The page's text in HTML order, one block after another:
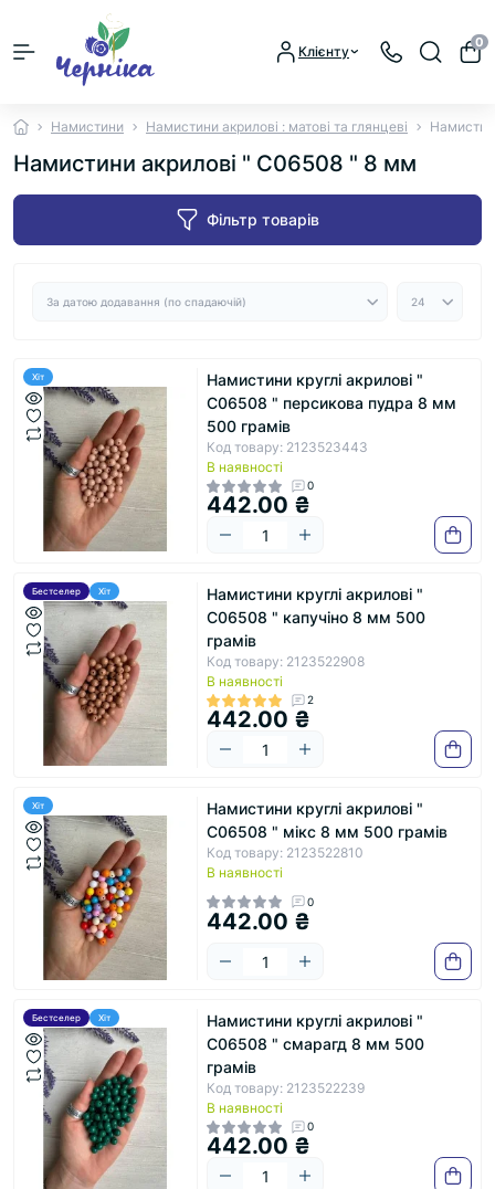
Клієнту
0
Намистини Намистини акрилові : матові та глянцеві
Намистини акрилові " С06508 " 8 мм
Фільтр товарів
Хіт
Намистини круглі акрилові "
С06508 " персикова пудра 8 мм
500 грамів
Код товару: 2123523443
В наявності
0
442.00 ₴
Бестселер Хіт
Намистини круглі акрилові "
С06508 " капучіно 8 мм 500
грамів
Код товару: 2123522908
В наявності
2
442.00 ₴
Хіт
Намистини круглі акрилові "
С06508 " мікс 8 мм 500 грамів
Код товару: 2123522810
В наявності
0
442.00 ₴
Бестселер Хіт
Намистини круглі акрилові "
С06508 " смарагд 8 мм 500
грамів
Код товару: 2123522239
В наявності
0
442.00 ₴